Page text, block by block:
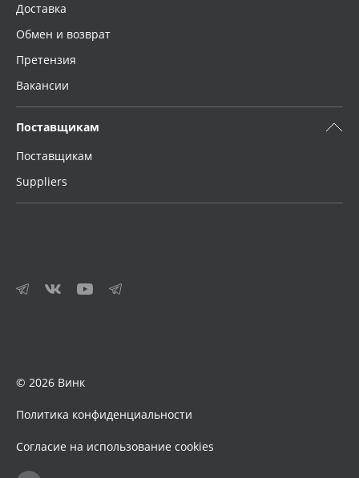
Доставка
Обмен и возврат
Претензия
Вакансии
Поставщикам
Поставщикам
Suppliers
© 2026 Винк
Политика конфиденциальности
Согласие на использование cookies